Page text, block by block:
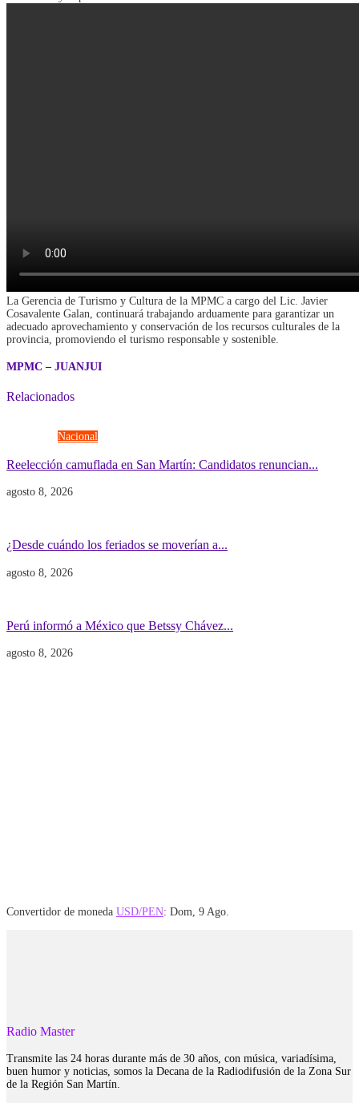
La Gerencia de Turismo y Cultura de la MPMC a cargo del Lic. Javier
Cosavalente Galan, continuará trabajando arduamente para garantizar un
adecuado aprovechamiento y conservación de los recursos culturales de la
provincia, promoviendo el turismo responsable y sostenible.
MPMC – JUANJUI
Relacionados
Nacional
Reelección camuflada en San Martín: Candidatos renuncian...
agosto 8, 2026
¿Desde cuándo los feriados se moverían a...
agosto 8, 2026
Perú informó a México que Betssy Chávez...
agosto 8, 2026
Convertidor de moneda USD/PEN: Dom, 9 Ago.
Radio Master
Transmite las 24 horas durante más de 30 años, con música, variadísima,
buen humor y noticias, somos la Decana de la Radiodifusión de la Zona Sur
de la Región San Martín.